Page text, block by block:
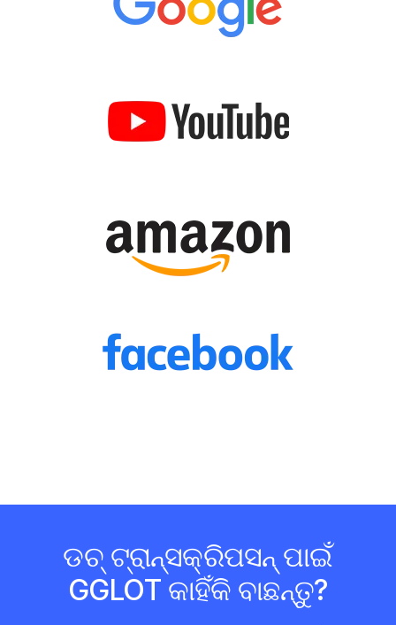
ଡଚ୍ ଟ୍ରାନ୍ସକ୍ରିପସନ୍ ପାଇଁ
GGLOT କାହିଁକି ବାଛନ୍ତୁ?